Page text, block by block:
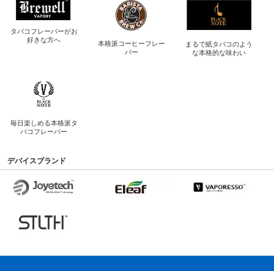
タバコフレーバーがお
好きな方へ
本格派コーヒーフレー
バー
まるで紙タバコのよう
な本格的な味わい
毎日楽しめる本格派タ
バコフレーバー
デバイスブランド